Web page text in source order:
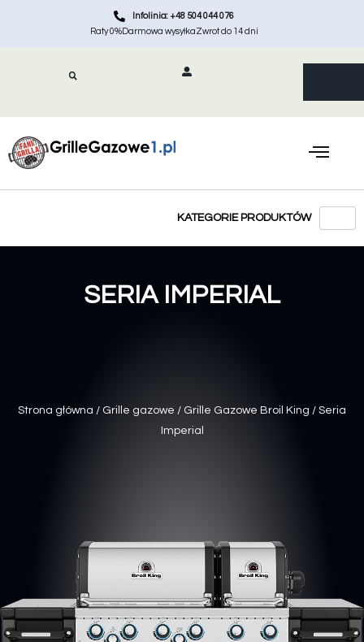
Infolinia: +48 504 044 076
Raty 0%Darmowa wysyłkaZwrot do 14 dni
SERIA IMPERIAL
Strona główna / Grille gazowe / Grille Gazowe Broil King / Seria
Imperial